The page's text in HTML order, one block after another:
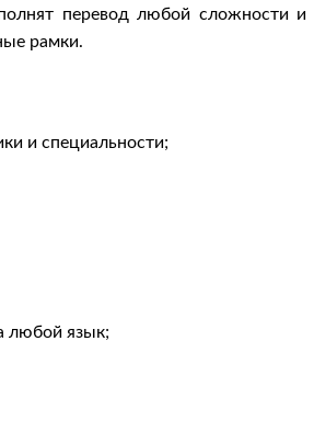
перевод любой сложности и
рамки.
и специальности;
любой язык;